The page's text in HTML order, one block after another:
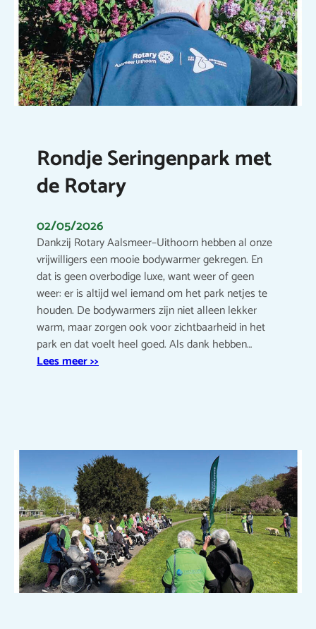
Rondje Seringenpark met
de Rotary
02/05/2026
Dankzij Rotary Aalsmeer–Uithoorn hebben al onze
vrijwilligers een mooie bodywarmer gekregen. En
dat is geen overbodige luxe, want weer of geen
weer: er is altijd wel iemand om het park netjes te
houden. De bodywarmers zijn niet alleen lekker
warm, maar zorgen ook voor zichtbaarheid in het
park en dat voelt heel goed. Als dank hebben…
Lees meer >>